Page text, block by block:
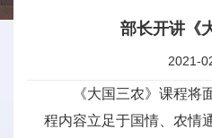
部长开讲《
2021-
《大国三农》课程将
程内容立足于国情、农情